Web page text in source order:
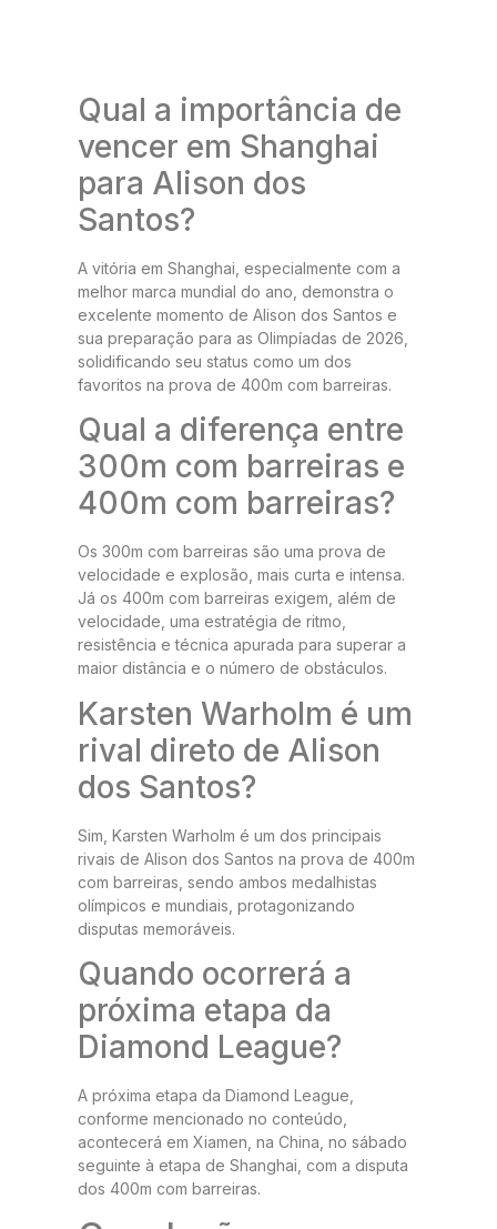
Qual a importância de
vencer em Shanghai
para Alison dos
Santos?
A vitória em Shanghai, especialmente com a
melhor marca mundial do ano, demonstra o
excelente momento de Alison dos Santos e
sua preparação para as Olimpíadas de 2026,
solidificando seu status como um dos
favoritos na prova de 400m com barreiras.
Qual a diferença entre
300m com barreiras e
400m com barreiras?
Os 300m com barreiras são uma prova de
velocidade e explosão, mais curta e intensa.
Já os 400m com barreiras exigem, além de
velocidade, uma estratégia de ritmo,
resistência e técnica apurada para superar a
maior distância e o número de obstáculos.
Karsten Warholm é um
rival direto de Alison
dos Santos?
Sim, Karsten Warholm é um dos principais
rivais de Alison dos Santos na prova de 400m
com barreiras, sendo ambos medalhistas
olímpicos e mundiais, protagonizando
disputas memoráveis.
Quando ocorrerá a
próxima etapa da
Diamond League?
A próxima etapa da Diamond League,
conforme mencionado no conteúdo,
acontecerá em Xiamen, na China, no sábado
seguinte à etapa de Shanghai, com a disputa
dos 400m com barreiras.